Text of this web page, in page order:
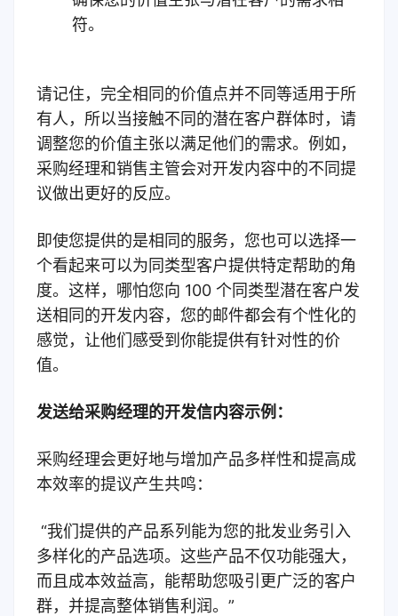
符。
请记住，完全相同的价值点并不同等适用于所
有人，所以当接触不同的潜在客户群体时，请
调整您的价值主张以满足他们的需求。 例如，
采购经理和销售主管会对开发内容中的不同提
议做出更好的反应。
即使您提供的是相同的服务，您也可以选择一
个看起来可以为同类型客户提供特定帮助的角
度。这样，哪怕您向 100 个同类型潜在客户发
送相同的开发内容，您的邮件都会有个性化的
感觉，让他们感受到你能提供有针对性的价
值。
发送给采购经理的开发信内容示例：
采购经理会更好地与增加产品多样性和提高成
本效率的提议产生共鸣：
“我们提供的产品系列能为您的批发业务引入
多样化的产品选项。这些产品不仅功能强大，
而且成本效益高，能帮助您吸引更广泛的客户
群，并提高整体销售利润。”